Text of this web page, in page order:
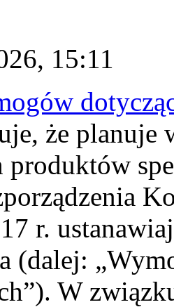
15:11
że planuje
produktów
r.
(dalej:
W